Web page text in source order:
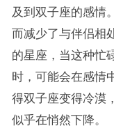
及到双子座的感情
而减少了与伴侣相
的星座，当这种忙
时，可能会在感情
得双子座变得冷漠
似乎在悄然下降。